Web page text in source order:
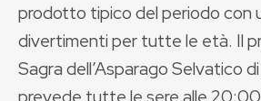
prodotto tipico del periodo con
divertimenti per tutte le età. Il
Sagra dell’Asparago Selvatico